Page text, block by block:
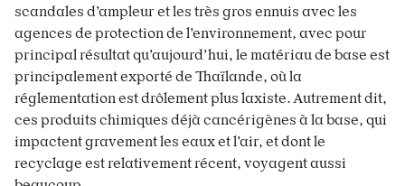
scandales d’ampleur et les très gros ennuis avec les
agences de protection de l’environnement, avec pour
principal résultat qu’aujourd’hui, le matériau de base est
principalement exporté de Thaïlande, où la
réglementation est drôlement plus laxiste. Autrement dit,
ces produits chimiques déjà cancérigènes à la base, qui
impactent gravement les eaux et l’air, et dont le
recyclage est relativement récent, voyagent aussi